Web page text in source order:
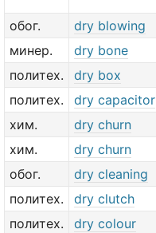
обог.
dry blowing
минер.
dry bone
политех.
dry box
политех.
dry capacitor
хим.
dry churn
хим.
dry churn
обог.
dry cleaning
политех.
dry clutch
политех.
dry colour